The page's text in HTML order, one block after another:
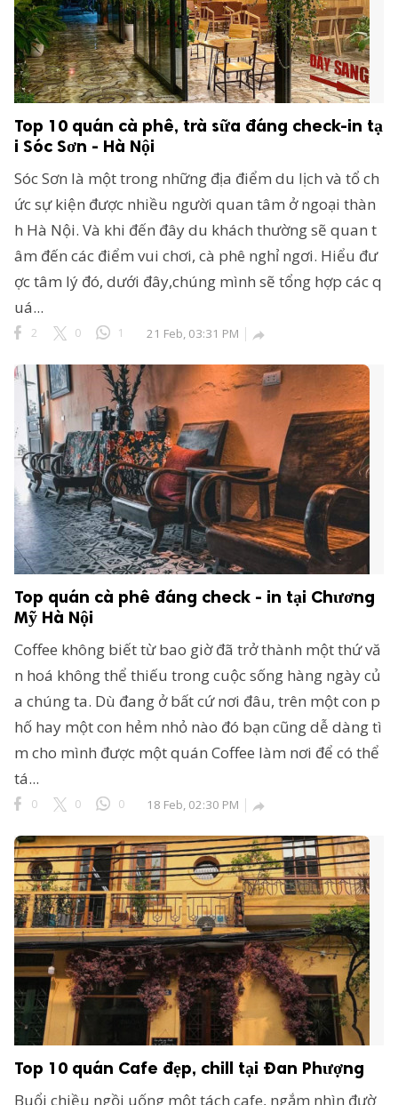
Top 10 quán cà phê, trà sữa đáng check-in tạ
i Sóc Sơn - Hà Nội
Sóc Sơn là một trong những địa điểm du lịch và tổ ch
ức sự kiện được nhiều người quan tâm ở ngoại thàn
h Hà Nội. Và khi đến đây du khách thường sẽ quan t
âm đến các điểm vui chơi, cà phê nghỉ ngơi. Hiểu đư
ợc tâm lý đó, dưới đây,chúng mình sẽ tổng hợp các q
uá...
2 0 1 21 Feb, 03:31 PM 
Top quán cà phê đáng check - in tại Chương
Mỹ Hà Nội
Coffee không biết từ bao giờ đã trở thành một thứ vă
n hoá không thể thiếu trong cuộc sống hàng ngày củ
a chúng ta. Dù đang ở bất cứ nơi đâu, trên một con p
hố hay một con hẻm nhỏ nào đó bạn cũng dễ dàng tì
m cho mình được một quán Coffee làm nơi để có thể
tá...
0 0 0 18 Feb, 02:30 PM 
Top 10 quán Cafe đẹp, chill tại Đan Phượng
Buổi chiều ngồi uống một tách cafe, ngắm nhìn đườ